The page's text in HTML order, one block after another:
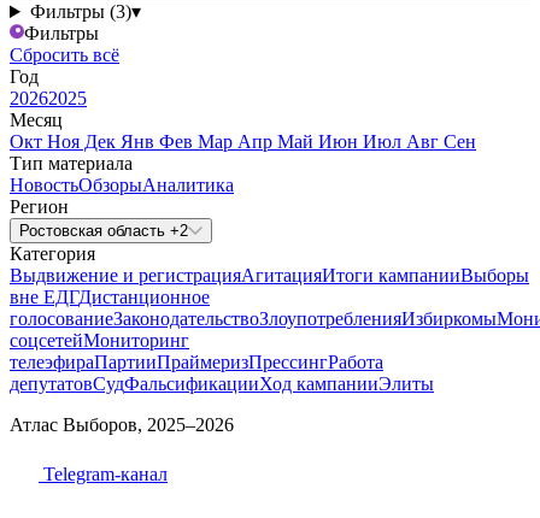
Фильтры (3)▾
Фильтры
Сбросить всё
Год
20262025
Месяц
Окт Ноя Дек Янв Фев Мар Апр Май Июн Июл Авг Сен
Тип материала
НовостьОбзорыАналитика
Регион
Ростовская область +2
Категория
Выдвижение и регистрацияАгитацияИтоги кампанииВыборы
вне ЕДГДистанционное
голосованиеЗаконодательствоЗлоупотребленияИзбиркомы
соцсетейМониторинг
телеэфираПартииПраймеризПрессингРабота
депутатовСудФальсификацииХод кампанииЭлиты
Атлас Выборов, 2025–2026
Telegram-канал